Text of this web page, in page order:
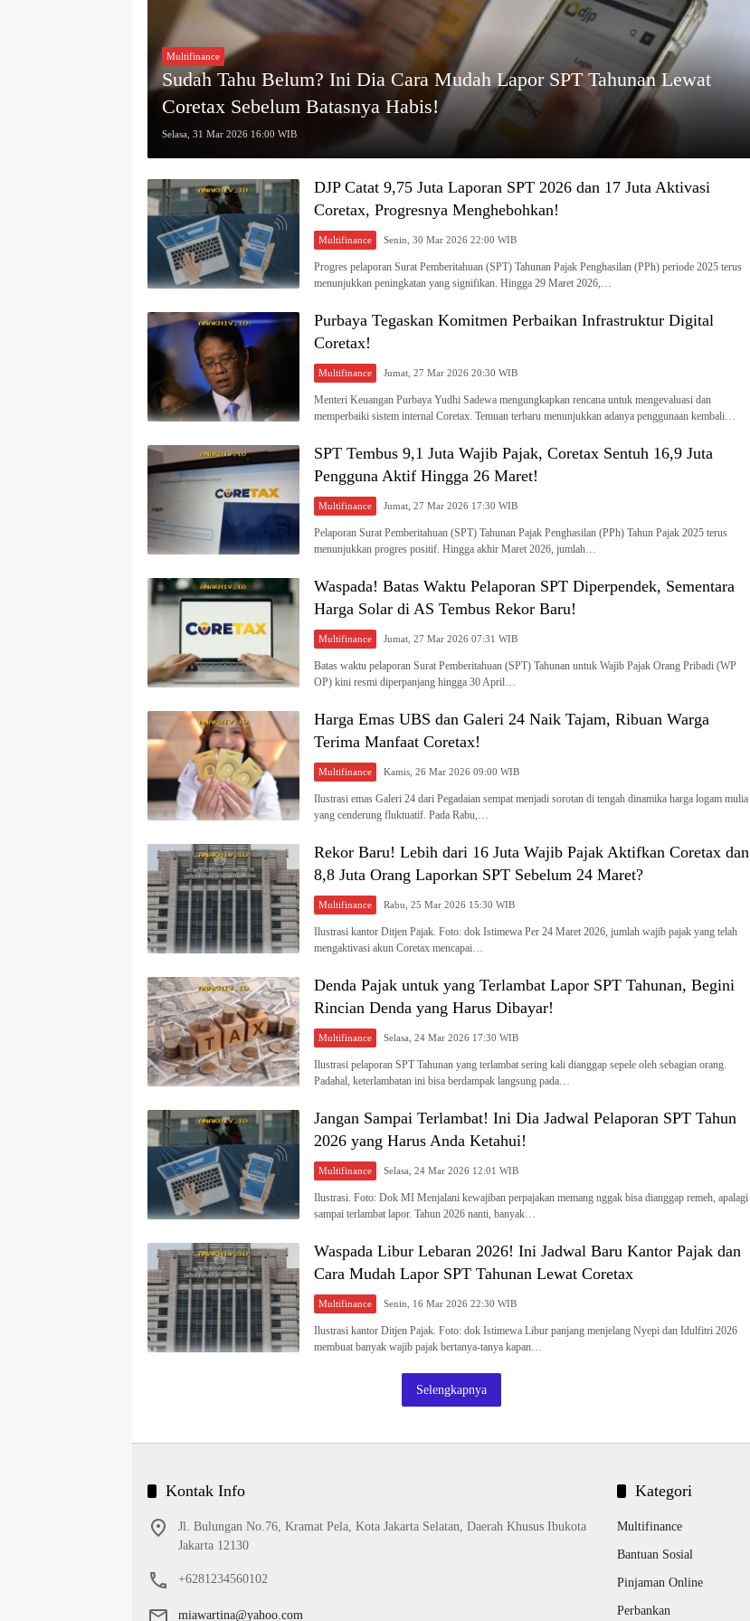
Multifinance
Sudah Tahu Belum? Ini Dia Cara Mudah Lapor SPT Tahunan Lewat
Coretax Sebelum Batasnya Habis!
Selasa, 31 Mar 2026 16:00 WIB
DJP Catat 9,75 Juta Laporan SPT 2026 dan 17 Juta Aktivasi
Coretax, Progresnya Menghebohkan!
Multifinance Senin, 30 Mar 2026 22:00 WIB
Progres pelaporan Surat Pemberitahuan (SPT) Tahunan Pajak Penghasilan (PPh) periode 2025 terus
menunjukkan peningkatan yang signifikan. Hingga 29 Maret 2026,…
Purbaya Tegaskan Komitmen Perbaikan Infrastruktur Digital
Coretax!
Multifinance Jumat, 27 Mar 2026 20:30 WIB
Menteri Keuangan Purbaya Yudhi Sadewa mengungkapkan rencana untuk mengevaluasi dan
memperbaiki sistem internal Coretax. Temuan terbaru menunjukkan adanya penggunaan kembali…
SPT Tembus 9,1 Juta Wajib Pajak, Coretax Sentuh 16,9 Juta
Pengguna Aktif Hingga 26 Maret!
Multifinance Jumat, 27 Mar 2026 17:30 WIB
Pelaporan Surat Pemberitahuan (SPT) Tahunan Pajak Penghasilan (PPh) Tahun Pajak 2025 terus
menunjukkan progres positif. Hingga akhir Maret 2026, jumlah…
Waspada! Batas Waktu Pelaporan SPT Diperpendek, Sementara
Harga Solar di AS Tembus Rekor Baru!
Multifinance Jumat, 27 Mar 2026 07:31 WIB
Batas waktu pelaporan Surat Pemberitahuan (SPT) Tahunan untuk Wajib Pajak Orang Pribadi (WP
OP) kini resmi diperpanjang hingga 30 April…
Harga Emas UBS dan Galeri 24 Naik Tajam, Ribuan Warga
Terima Manfaat Coretax!
Multifinance Kamis, 26 Mar 2026 09:00 WIB
Ilustrasi emas Galeri 24 dari Pegadaian sempat menjadi sorotan di tengah dinamika harga logam mulia
yang cenderung fluktuatif. Pada Rabu,…
Rekor Baru! Lebih dari 16 Juta Wajib Pajak Aktifkan Coretax dan
8,8 Juta Orang Laporkan SPT Sebelum 24 Maret?
Multifinance Rabu, 25 Mar 2026 15:30 WIB
Ilustrasi kantor Ditjen Pajak. Foto: dok Istimewa Per 24 Maret 2026, jumlah wajib pajak yang telah
mengaktivasi akun Coretax mencapai…
Denda Pajak untuk yang Terlambat Lapor SPT Tahunan, Begini
Rincian Denda yang Harus Dibayar!
Multifinance Selasa, 24 Mar 2026 17:30 WIB
Ilustrasi pelaporan SPT Tahunan yang terlambat sering kali dianggap sepele oleh sebagian orang.
Padahal, keterlambatan ini bisa berdampak langsung pada…
Jangan Sampai Terlambat! Ini Dia Jadwal Pelaporan SPT Tahun
2026 yang Harus Anda Ketahui!
Multifinance Selasa, 24 Mar 2026 12:01 WIB
Ilustrasi. Foto: Dok MI Menjalani kewajiban perpajakan memang nggak bisa dianggap remeh, apalagi
sampai terlambat lapor. Tahun 2026 nanti, banyak…
Waspada Libur Lebaran 2026! Ini Jadwal Baru Kantor Pajak dan
Cara Mudah Lapor SPT Tahunan Lewat Coretax
Multifinance Senin, 16 Mar 2026 22:30 WIB
Ilustrasi kantor Ditjen Pajak. Foto: dok Istimewa Libur panjang menjelang Nyepi dan Idulfitri 2026
membuat banyak wajib pajak bertanya-tanya kapan…
Selengkapnya
Kontak Info
Jl. Bulungan No.76, Kramat Pela, Kota Jakarta Selatan, Daerah Khusus Ibukota
Jakarta 12130
+6281234560102
miawartina@yahoo.com
Kategori
Multifinance
Bantuan Sosial
Pinjaman Online
Perbankan